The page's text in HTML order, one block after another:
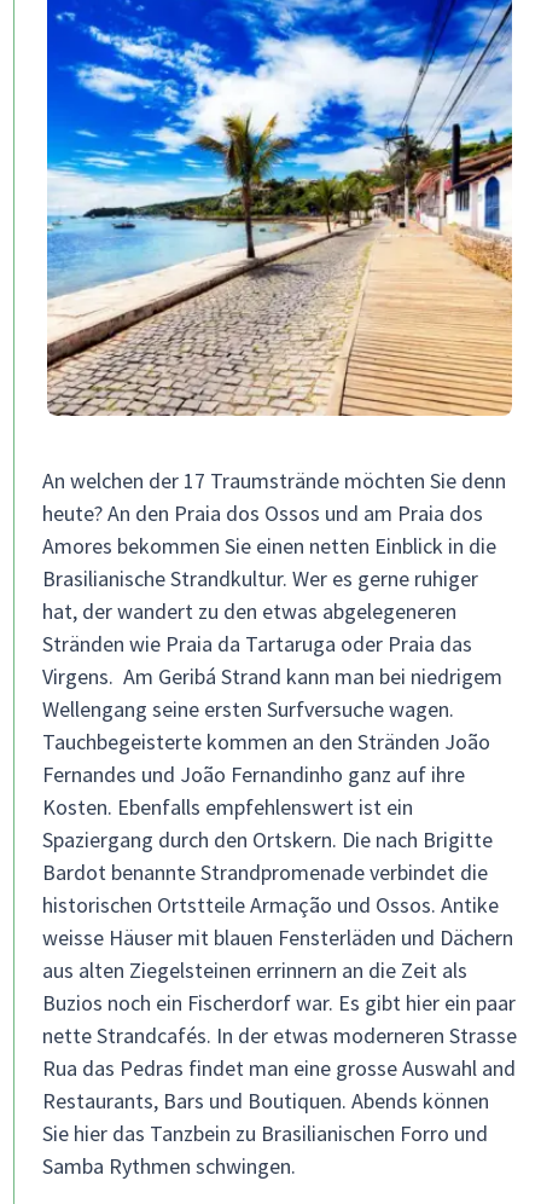
An welchen der 17 Traumstrände möchten Sie denn
heute? An den Praia dos Ossos und am Praia dos
Amores bekommen Sie einen netten Einblick in die
Brasilianische Strandkultur. Wer es gerne ruhiger
hat, der wandert zu den etwas abgelegeneren
Stränden wie Praia da Tartaruga oder Praia das
Virgens. Am Geribá Strand kann man bei niedrigem
Wellengang seine ersten Surfversuche wagen.
Tauchbegeisterte kommen an den Stränden João
Fernandes und João Fernandinho ganz auf ihre
Kosten. Ebenfalls empfehlenswert ist ein
Spaziergang durch den Ortskern. Die nach Brigitte
Bardot benannte Strandpromenade verbindet die
historischen Ortstteile Armação und Ossos. Antike
weisse Häuser mit blauen Fensterläden und Dächern
aus alten Ziegelsteinen errinnern an die Zeit als
Buzios noch ein Fischerdorf war. Es gibt hier ein paar
nette Strandcafés. In der etwas moderneren Strasse
Rua das Pedras findet man eine grosse Auswahl and
Restaurants, Bars und Boutiquen. Abends können
Sie hier das Tanzbein zu Brasilianischen Forro und
Samba Rythmen schwingen.